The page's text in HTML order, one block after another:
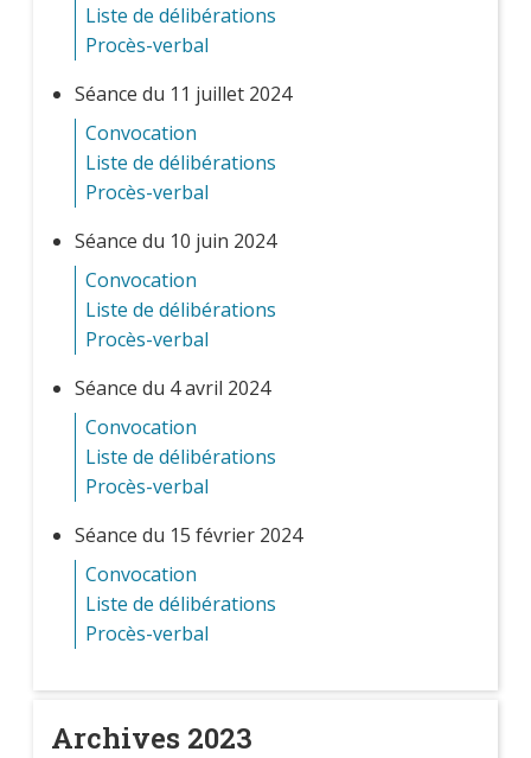
Liste de délibérations
Procès-verbal
Séance du 11 juillet 2024
Convocation
Liste de délibérations
Procès-verbal
Séance du 10 juin 2024
Convocation
Liste de délibérations
Procès-verbal
Séance du 4 avril 2024
Convocation
Liste de délibérations
Procès-verbal
Séance du 15 février 2024
Convocation
Liste de délibérations
Procès-verbal
Archives 2023